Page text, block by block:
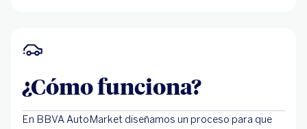
¿Cómo funciona?
En BBVA AutoMarket diseñamos un proceso para que